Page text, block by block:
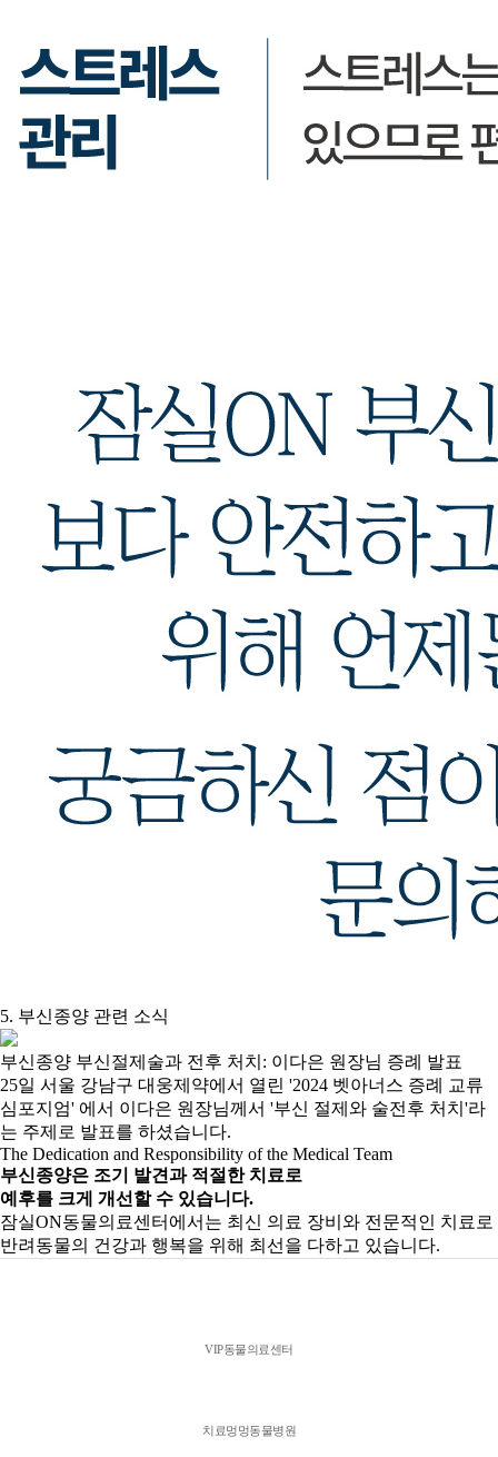
5. 부신종양 관련 소식
부신종양 부신절제술과 전후 처치: 이다은 원장님 증례 발표
25일 서울 강남구 대웅제약에서 열린 '2024 벳아너스 증례 교류
심포지엄' 에서 이다은 원장님께서 '부신 절제와 술전후 처치'라
는 주제로 발표를 하셨습니다.
The Dedication and Responsibility of the Medical Team
부신종양은 조기 발견과 적절한 치료로
예후를 크게 개선할 수 있습니다.
잠실ON동물의료센터에서는 최신 의료 장비와 전문적인 치료로
반려동물의 건강과 행복을 위해 최선을 다하고 있습니다.
VIP동물의료센터
치료멍멍동물병원